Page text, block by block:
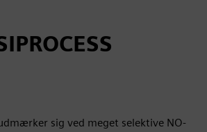
udmærker sig ved meget selektive NO-